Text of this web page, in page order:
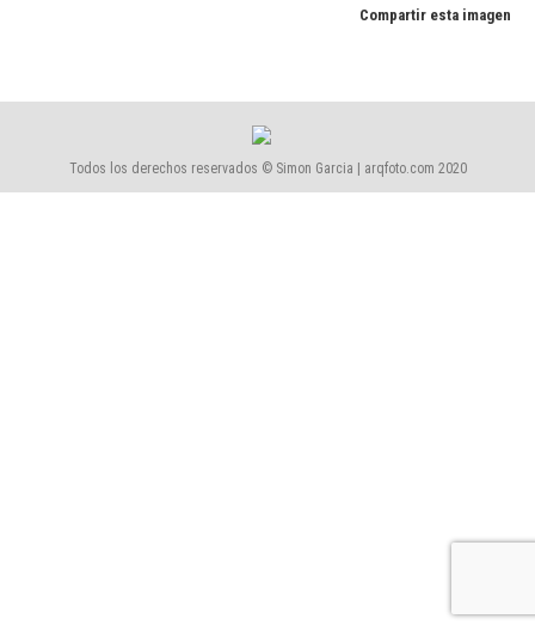
Compartir esta imagen
Todos los derechos reservados © Simon Garcia | arqfoto.com 2020